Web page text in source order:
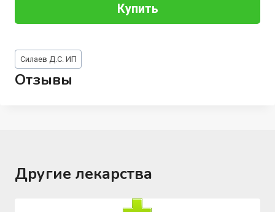
Купить
Метки
записи:
Силаев Д.С. ИП
Отзывы
Другие лекарства